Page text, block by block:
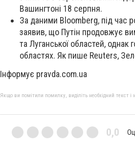
Вашингтоні 18 серпня.
За даними Bloomberg, під час
заявив, що Путін продовжує
та Луганської областей, однак
областях. Як пише Reuters,
Інформує pravda.com.ua
Якщо ви помітили помилку, виділіть необхідний текст
0,0